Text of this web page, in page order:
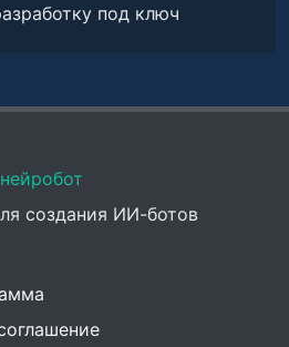
под ключ
нейробот
создания ИИ-ботов